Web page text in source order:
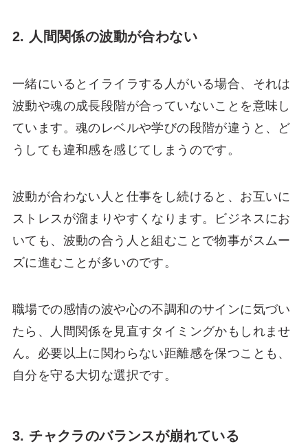
2. 人間関係の波動が合わない
一緒にいるとイライラする人がいる場合、それは
波動や魂の成長段階が合っていないことを意味し
ています。魂のレベルや学びの段階が違うと、ど
うしても違和感を感じてしまうのです。
波動が合わない人と仕事をし続けると、お互いに
ストレスが溜まりやすくなります。ビジネスにお
いても、波動の合う人と組むことで物事がスムー
ズに進むことが多いのです。
職場での感情の波や心の不調和のサインに気づい
たら、人間関係を見直すタイミングかもしれませ
ん。必要以上に関わらない距離感を保つことも、
自分を守る大切な選択です。
3. チャクラのバランスが崩れている